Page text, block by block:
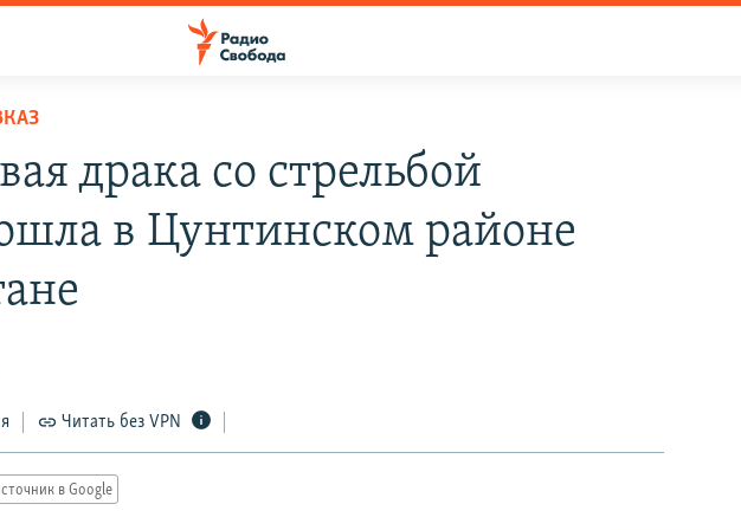
драка со стрельбой
в Цунтинском районе
Читать без VPN
в Google